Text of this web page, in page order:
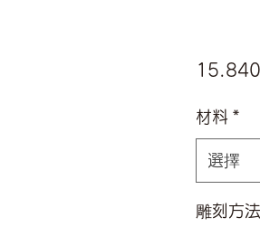
材料 *
選擇
雕刻方法